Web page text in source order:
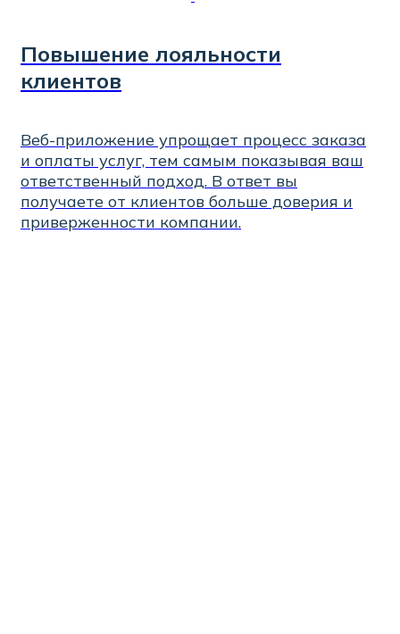
Повышение лояльности
клиентов
Веб-приложение упрощает процесс заказа
и оплаты услуг, тем самым показывая ваш
ответственный подход. В ответ вы
получаете от клиентов больше доверия и
приверженности компании.